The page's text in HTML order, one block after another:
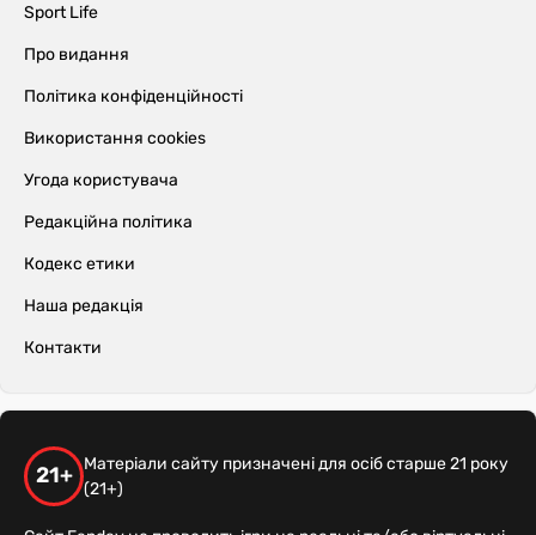
Sport Life
Про видання
Політика конфіденційності
Використання cookies
Угода користувача
Редакційна політика
Кодекс етики
Наша редакція
Контакти
21+
Матеріали сайту призначені для осіб старше 21 року
(21+)